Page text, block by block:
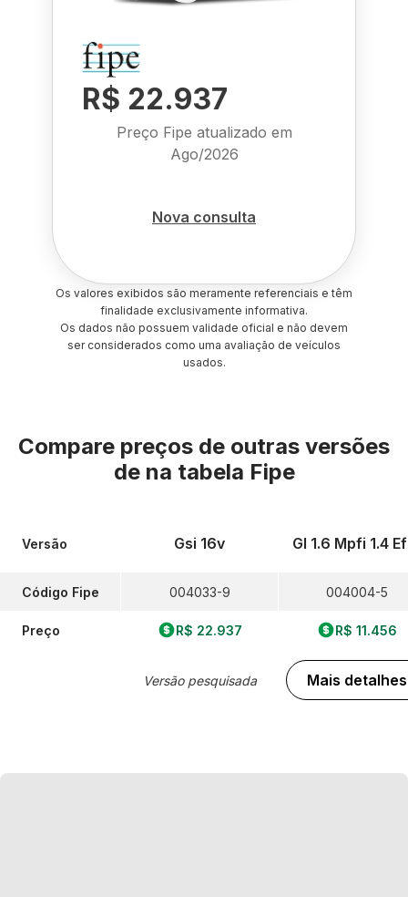
R$ 22.937
Preço Fipe atualizado em
Ago/2026
Nova consulta
Os valores exibidos são meramente referenciais e têm
finalidade exclusivamente informativa.
Os dados não possuem validade oficial e não devem
ser considerados como uma avaliação de veículos
usados.
Compare preços de outras versões
de na tabela Fipe
Versão
Código Fipe
Preço
Gsi 16v
004033-9
R$ 22.937
Versão pesquisada
Gl 1.6 Mpfi 1.4
004004-5
R$ 11.456
Mais detalhes